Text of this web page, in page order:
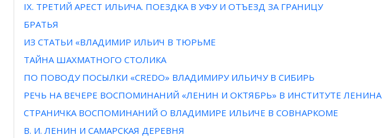
IX. ТРЕТИЙ АРЕСТ ИЛЬИЧА. ПОЕЗДКА В УФУ И ОТЪЕЗД ЗА ГРАНИЦУ
БРАТЬЯ
ИЗ СТАТЬИ «ВЛАДИМИР ИЛЬИЧ В ТЮРЬМЕ
ТАЙНА ШАХМАТНОГО СТОЛИКА
ПО ПОВОДУ ПОСЫЛКИ «CREDO» ВЛАДИМИРУ ИЛЬИЧУ В СИБИРЬ
РЕЧЬ НА ВЕЧЕРЕ ВОСПОМИНАНИЙ «ЛЕНИН И ОКТЯБРЬ» В ИНСТИТУТЕ ЛЕНИНА
СТРАНИЧКА ВОСПОМИНАНИЙ О ВЛАДИМИРЕ ИЛЬИЧЕ В СОВНАРКОМЕ
В. И. ЛЕНИН И САМАРСКАЯ ДЕРЕВНЯ